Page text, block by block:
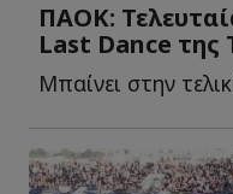
ΠΑΟΚ:
Last Dance της